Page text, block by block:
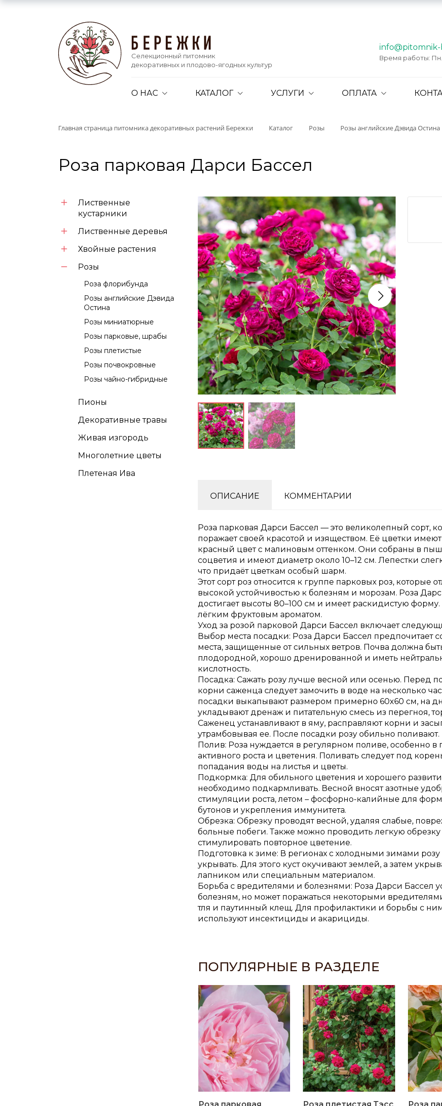
Селекционный питомник
декоративных и плодово-ягодных культур
Время работы: Пн.
О НАС КАТАЛОГ УСЛУГИ ОПЛАТА
Главная страница питомника декоративных растений Бережки Каталог Розы Розы английские Дэвида Остина
Роза парковая Дарси Бассел
Лиственные
кустарники
Лиственные деревья
Хвойные растения
Розы
Роза флорибунда
Розы английские Дэвида
Остина
Розы миниатюрные
Розы парковые, шрабы
Розы плетистые
Розы почвокровные
Розы чайно-гибридные
Пионы
Декоративные травы
Живая изгородь
Многолетние цветы
Плетеная Ива
ОПИСАНИЕ КОММЕНТАРИИ
Роза парковая Дарси Бассел — это великолепный сорт,
поражает своей красотой и изяществом. Её цветки
красный цвет с малиновым оттенком. Они собраны в
соцветия и имеют диаметр около 10–12 см. Лепестки
что придаёт цветкам особый шарм.
Этот сорт роз относится к группе парковых роз, которые
высокой устойчивостью к болезням и морозам. Роза
достигает высоты 80–100 см и имеет раскидистую
лёгким фруктовым ароматом.
Уход за розой парковой Дарси Бассел включает
Выбор места посадки: Роза Дарси Бассел предпочитает
места, защищенные от сильных ветров. Почва должна
плодородной, хорошо дренированной и иметь
кислотность.
Посадка: Сажать розу лучше весной или осенью. Перед
корни саженца следует замочить в воде на несколько
посадки выкапывают размером примерно 60x60 см, на
укладывают дренаж и питательную смесь из перегноя,
Саженец устанавливают в яму, расправляют корни и
утрамбовывая ее. После посадки розу обильно поливают.
Полив: Роза нуждается в регулярном поливе, особенно в
активного роста и цветения. Поливать следует под
попадания воды на листья и цветы.
Подкормка: Для обильного цветения и хорошего
необходимо подкармливать. Весной вносят азотные
стимуляции роста, летом – фосфорно-калийные для
бутонов и укрепления иммунитета.
Обрезка: Обрезку проводят весной, удаляя слабые,
больные побеги. Также можно проводить легкую обрезку
стимулировать повторное цветение.
Подготовка к зиме: В регионах с холодными зимами
укрывать. Для этого куст окучивают землей, а затем
лапником или специальным материалом.
Борьба с вредителями и болезнями: Роза Дарси Бассел
болезням, но может поражаться некоторыми
тля и паутинный клещ. Для профилактики и борьбы с
используют инсектициды и акарициды.
ПОПУЛЯРНЫЕ В РАЗДЕЛЕ